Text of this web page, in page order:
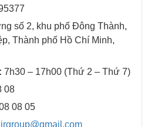
số 2, khu phố Đông Thành,
Thành phố Hồ Chí Minh,
7h30 – 17h00 (Thứ 2 – Thứ 7)
08
08 05